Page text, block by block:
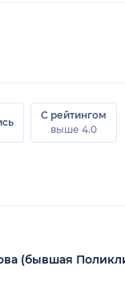
С рейтингом
выше 4.0
(бывшая